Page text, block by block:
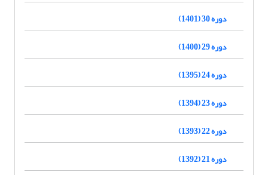
دوره 30 (1401)
دوره 29 (1400)
دوره 24 (1395)
دوره 23 (1394)
دوره 22 (1393)
دوره 21 (1392)